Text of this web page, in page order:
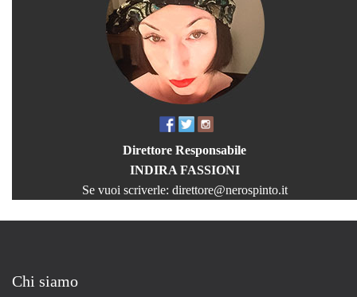
Direttore Responsabile
INDIRA FASSIONI
Se vuoi scriverle: direttore@nerospinto.it
Chi siamo